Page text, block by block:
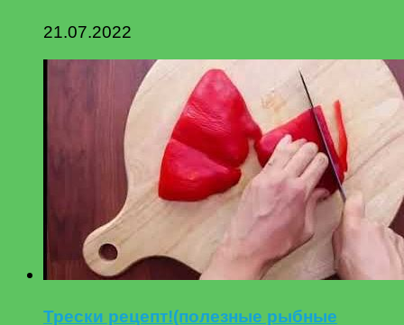
21.07.2022
Трески рецепт!(полезные рыбные